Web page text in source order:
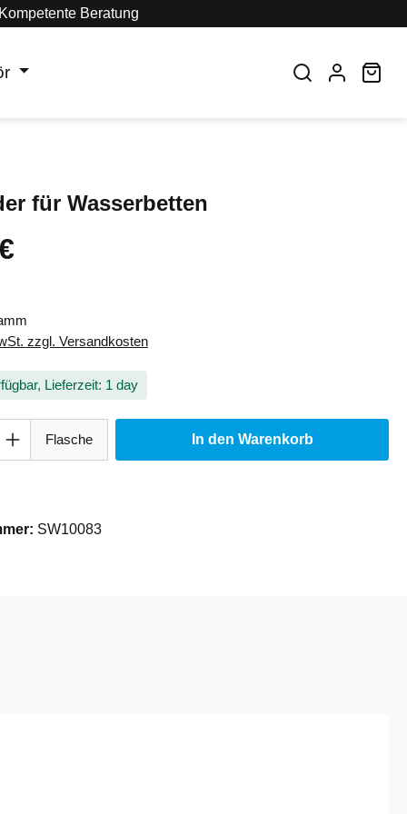
Beratung
für Wasserbetten
zzgl. Versandkosten
Lieferzeit: 1 day
Gib den gewünschten Wert ein
Flasche In den Warenkorb
SW10083